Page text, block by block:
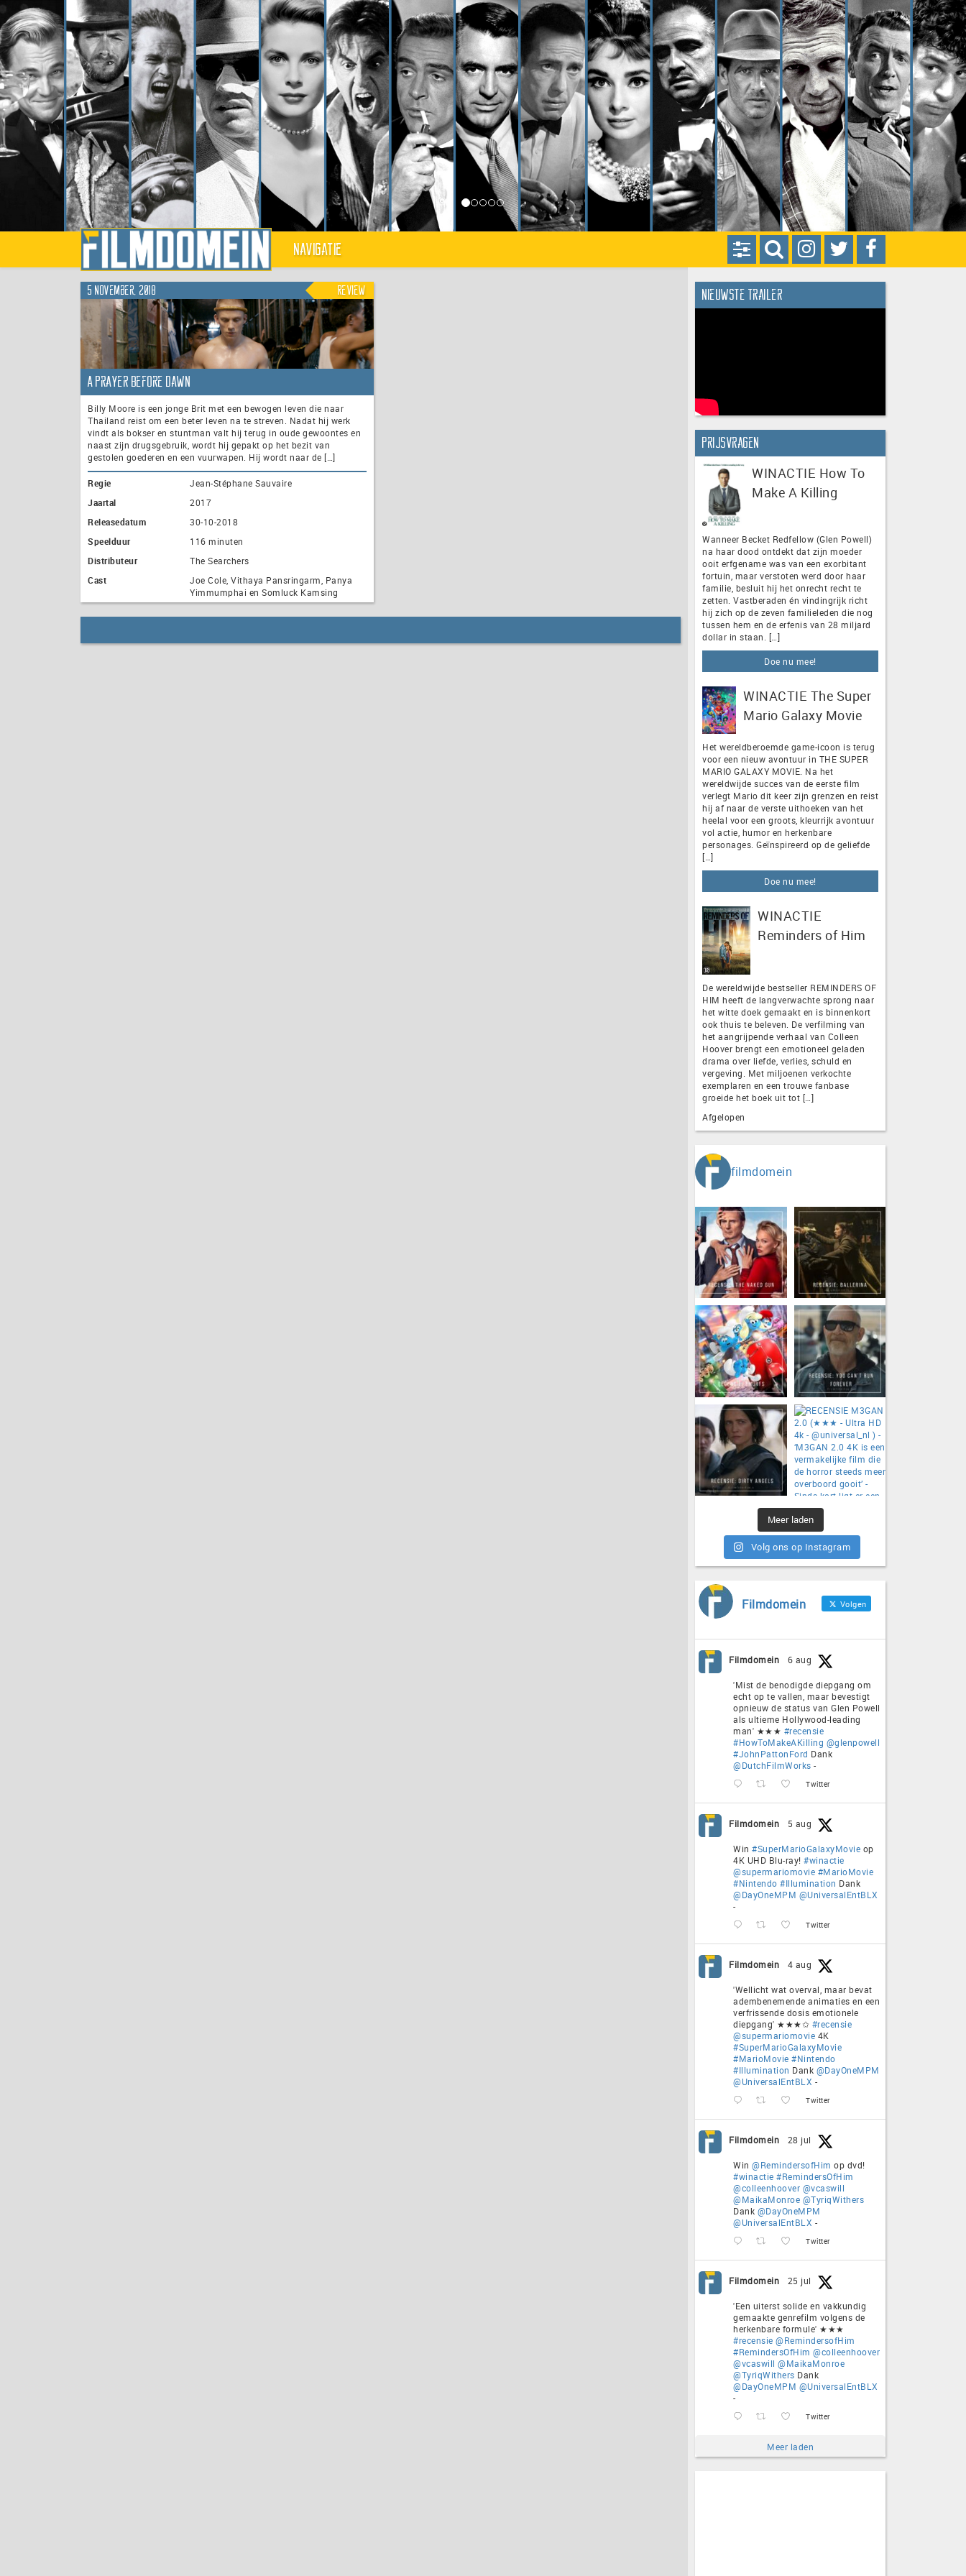
Navigatie
5 november, 2018 Review
A Prayer Before Dawn
Billy Moore is een jonge Brit met een bewogen leven die naar
Thailand reist om een beter leven na te streven. Nadat hij werk
vindt als bokser en stuntman valt hij terug in oude gewoontes en
naast zijn drugsgebruik, wordt hij gepakt op het bezit van
gestolen goederen en een vuurwapen. Hij wordt naar de […]
Regie
Jean-Stéphane Sauvaire
Jaartal
2017
Releasedatum
30-10-2018
Speelduur
116 minuten
Distributeur
The Searchers
Cast
Joe Cole, Vithaya Pansringarm, Panya
Yimmumphai en Somluck Kamsing
Nieuwste trailer
Prijsvragen
WINACTIE How To
Make A Killing
Wanneer Becket Redfellow (Glen Powell)
na haar dood ontdekt dat zijn moeder
ooit erfgename was van een exorbitant
fortuin, maar verstoten werd door haar
familie, besluit hij het onrecht recht te
zetten. Vastberaden én vindingrijk richt
hij zich op de zeven familieleden die nog
tussen hem en de erfenis van 28 miljard
dollar in staan. […]
Doe nu mee!
WINACTIE The Super
Mario Galaxy Movie
Het wereldberoemde game-icoon is terug
voor een nieuw avontuur in THE SUPER
MARIO GALAXY MOVIE. Na het
wereldwijde succes van de eerste film
verlegt Mario dit keer zijn grenzen en reist
hij af naar de verste uithoeken van het
heelal voor een groots, kleurrijk avontuur
vol actie, humor en herkenbare
personages. Geïnspireerd op de geliefde
[…]
Doe nu mee!
WINACTIE
Reminders of Him
De wereldwijde bestseller REMINDERS OF
HIM heeft de langverwachte sprong naar
het witte doek gemaakt en is binnenkort
ook thuis te beleven. De verfilming van
het aangrijpende verhaal van Colleen
Hoover brengt een emotioneel geladen
drama over liefde, verlies, schuld en
vergeving. Met miljoenen verkochte
exemplaren en een trouwe fanbase
groeide het boek uit tot […]
Afgelopen
filmdomein
Meer laden
Volg ons op Instagram
Filmdomein Volgen
Filmdomein 6 aug
'Mist de benodigde diepgang om
echt op te vallen, maar bevestigt
opnieuw de status van Glen Powell
als ultieme Hollywood-leading
man' ★★★ #recensie
#HowToMakeAKilling @glenpowell
#JohnPattonFord Dank
@DutchFilmWorks -
Twitter
Filmdomein 5 aug
Win #SuperMarioGalaxyMovie op
4K UHD Blu-ray! #winactie
@supermariomovie #MarioMovie
#Nintendo #Illumination Dank
@DayOneMPM @UniversalEntBLX
-
Twitter
Filmdomein 4 aug
'Wellicht wat overval, maar bevat
adembenemende animaties en een
verfrissende dosis emotionele
diepgang' ★★★✩ #recensie
@supermariomovie 4K
#SuperMarioGalaxyMovie
#MarioMovie #Nintendo
#Illumination Dank @DayOneMPM
@UniversalEntBLX -
Twitter
Filmdomein 28 jul
Win @RemindersofHim op dvd!
#winactie #RemindersOfHim
@colleenhoover @vcaswill
@MaikaMonroe @TyriqWithers
Dank @DayOneMPM
@UniversalEntBLX -
Twitter
Filmdomein 25 jul
'Een uiterst solide en vakkundig
gemaakte genrefilm volgens de
herkenbare formule' ★★★
#recensie @RemindersofHim
#RemindersOfHim @colleenhoover
@vcaswill @MaikaMonroe
@TyriqWithers Dank
@DayOneMPM @UniversalEntBLX
-
Twitter
Meer laden